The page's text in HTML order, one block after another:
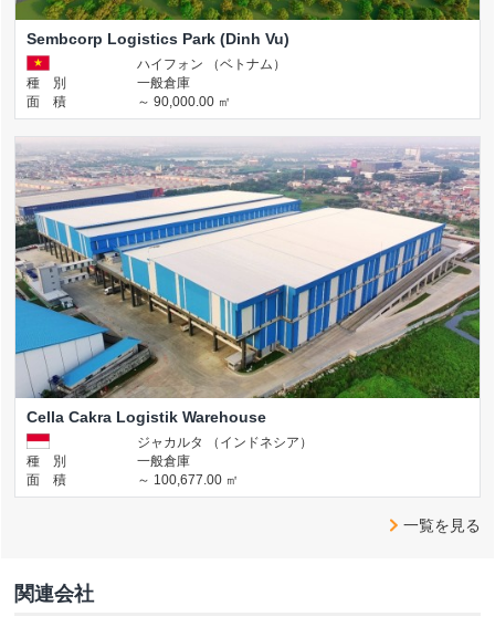
Sembcorp Logistics Park (Dinh Vu)
ハイフォン （ベトナム）
種 別
一般倉庫
面 積
～ 90,000.00 ㎡
Cella Cakra Logistik Warehouse
ジャカルタ （インドネシア）
種 別
一般倉庫
面 積
～ 100,677.00 ㎡
一覧を見る
関連会社